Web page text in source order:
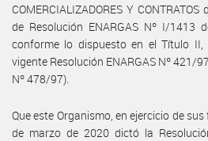
COMERCIALIZADORES Y
de Resolución ENARGAS Nº I/1413
conforme lo dispuesto en el Título
vigente Resolución ENARGAS Nº 421/
Nº 478/97).
Que este Organismo, en ejercicio de
de marzo de 2020 dictó la